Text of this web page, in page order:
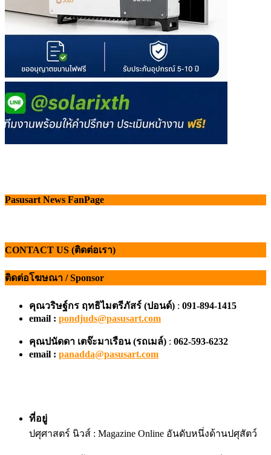
Pasusart News FanPage
CONTACT US (ติดต่อเรา)
ติดต่อโฆษณา / Sponsor
คุณวริษฐ์กร ฤทธิไมตรีภัสร์ (ปอนด์) : 091-894-1415
email : pondjuds@pasusart.com
คุณปนัดดา เตจ๊ะมาเรือน (รถเมล์) : 062-593-6232
email : panadda@pasusart.com
ที่อยู่
ปศุศาสตร์ นิวส์ : Magazine Online อันดับหนึ่งด้านปศุสัตว์